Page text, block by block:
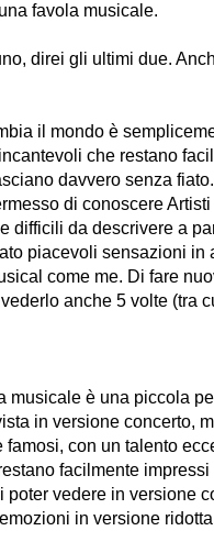
favola musicale.
direi gli ultimi due.
il mondo è
che restano
davvero senza
di conoscere
difficili da descrivere a
piacevoli sensazioni in
come me. Di fare
anche 5 volte (tra
musicale è una piccola
in versione concerto,
con un talento
facilmente
vedere in versione
in versione